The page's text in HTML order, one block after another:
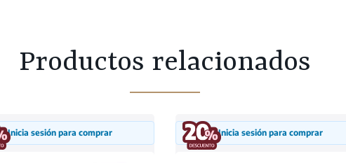
Productos relacionados
Inicia sesión para comprar Inicia sesión para comprar